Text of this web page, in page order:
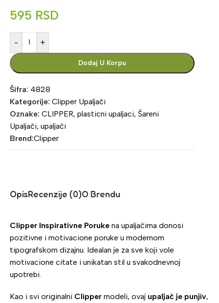
595 RSD
- +
Dodaj U Korpu
Šifra: 4828
Kategorije: Clipper Upaljači
Oznake: CLIPPER, plasticni upaljaci, Šareni
Upaljači, upaljači
Brend:Clipper
OpisRecenzije (0)O Brendu
Clipper Inspirativne Poruke na upaljačima donosi
pozitivne i motivacione poruke u modernom
tipografskom dizajnu. Idealan je za sve koji vole
motivacione citate i unikatan stil u svakodnevnoj
upotrebi.
Kao i svi originalni Clipper modeli, ovaj upaljač je punjiv,